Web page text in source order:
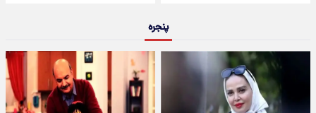
پنجره